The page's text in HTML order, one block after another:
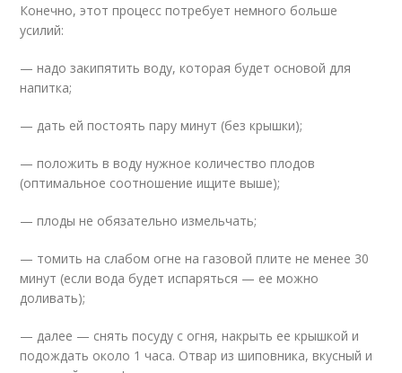
Конечно, этот процесс потребует немного больше
усилий:
— надо закипятить воду, которая будет основой для
напитка;
— дать ей постоять пару минут (без крышки);
— положить в воду нужное количество плодов
(оптимальное соотношение ищите выше);
— плоды не обязательно измельчать;
— томить на слабом огне на газовой плите не менее 30
минут (если вода будет испаряться — ее можно
доливать);
— далее — снять посуду с огня, накрыть ее крышкой и
подождать около 1 часа. Отвар из шиповника, вкусный и